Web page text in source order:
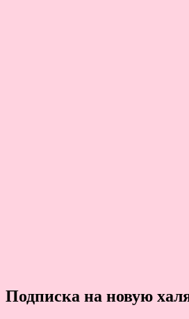
Подписка на новую